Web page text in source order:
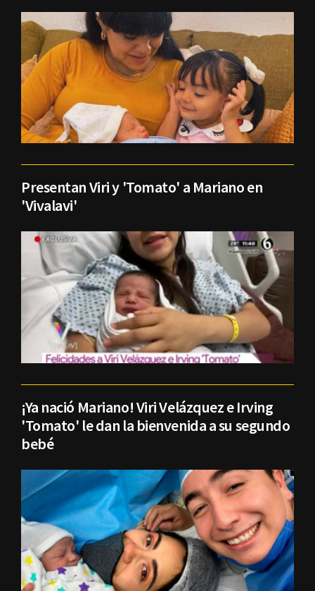
Presentan Viri y 'Tomato' a Mariano en
'Vivalavi'
¡Ya nació Mariano! Viri Velázquez e Irving
'Tomato' le dan la bienvenida a su segundo
bebé